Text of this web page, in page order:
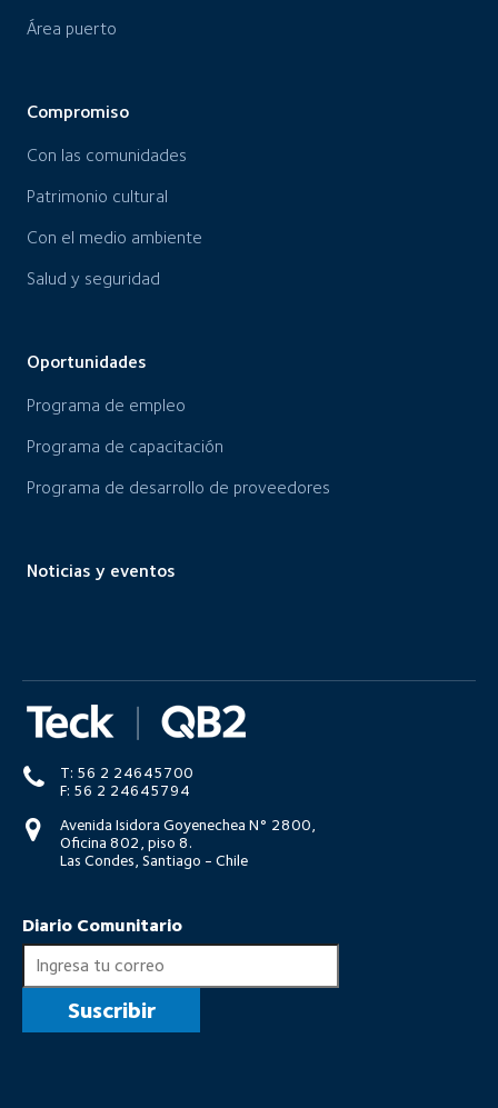
Área puerto
Compromiso
Con las comunidades
Patrimonio cultural
Con el medio ambiente
Salud y seguridad
Oportunidades
Programa de empleo
Programa de capacitación
Programa de desarrollo de proveedores
Noticias y eventos
T: 56 2 24645700
F: 56 2 24645794
Avenida Isidora Goyenechea N° 2800,
Oficina 802, piso 8.
Las Condes, Santiago - Chile
Diario Comunitario